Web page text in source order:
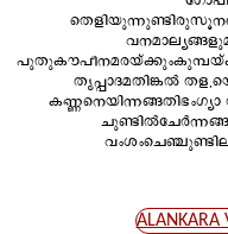
വനമാല്യങ്ങളുമുണ്ടേ
തൃപ്പാദമതിങ്കൽ
കണ്ണനെയിന്നങ്ങതിഭംഗ്യാ സുസ്മേരനിലാവിൻപ്രഭ തഞ്ചുന്നൊരു
ALANKARA